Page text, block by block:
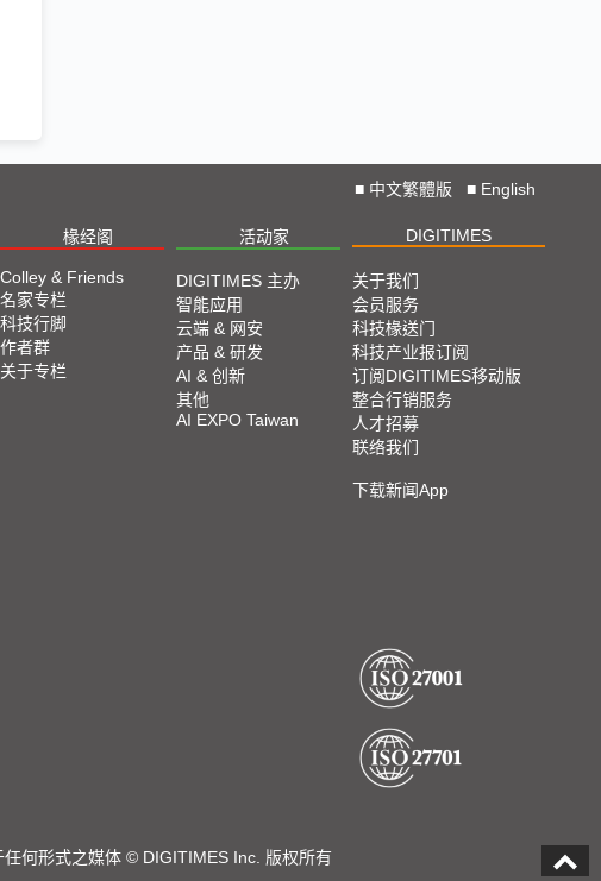
■ 中文繁體版 ■ English
椽经阁 活动家 DIGITIMES
Colley & Friends
名家专栏
科技行脚
作者群
关于专栏
DIGITIMES 主办
智能应用
云端 & 网安
产品 & 研发
AI & 创新
其他
AI EXPO Taiwan
关于我们
会员服务
科技椽送门
科技产业报订阅
订阅DIGITIMES移动版
整合行销服务
人才招募
联络我们
下载新闻App
何形式之媒体 © DIGITIMES Inc. 版权所有